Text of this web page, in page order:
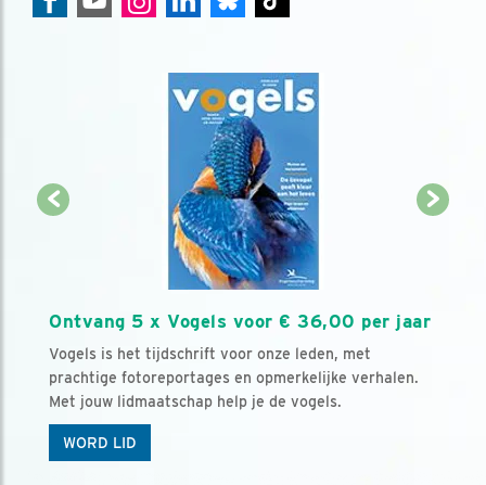
Ontvang 5 x Vogels voor € 36,00 per jaar
Vogels is het tijdschrift voor onze leden, met
prachtige fotoreportages en opmerkelijke verhalen.
Met jouw lidmaatschap help je de vogels.
WORD LID